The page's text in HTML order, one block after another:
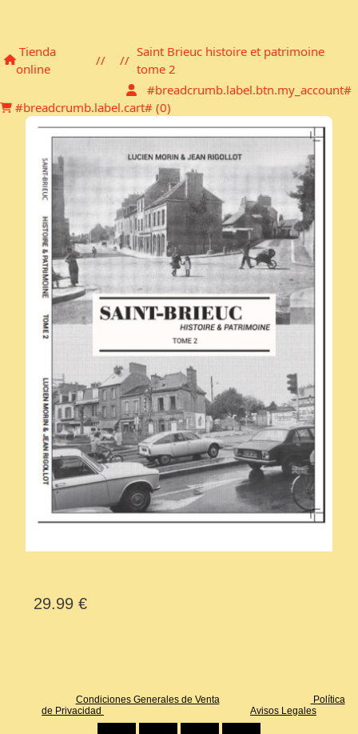
Tienda
online
// //
Saint Brieuc histoire et patrimoine
tome 2
#breadcrumb.label.btn.my_account#
#breadcrumb.label.cart# (0)
29.99 €
Condiciones Generales de Venta
Política
de Privacidad
Avisos Legales